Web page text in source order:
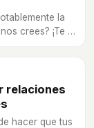
la
crees? ¡Te lo
relaciones
hacer que tus